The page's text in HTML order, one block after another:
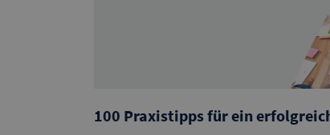
100 Praxistipps für ein